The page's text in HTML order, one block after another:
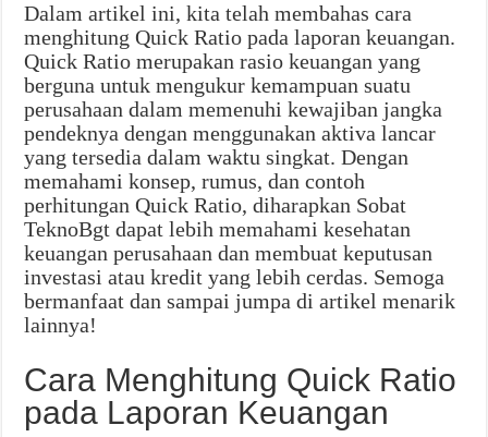
Dalam artikel ini, kita telah membahas cara
menghitung Quick Ratio pada laporan keuangan.
Quick Ratio merupakan rasio keuangan yang
berguna untuk mengukur kemampuan suatu
perusahaan dalam memenuhi kewajiban jangka
pendeknya dengan menggunakan aktiva lancar
yang tersedia dalam waktu singkat. Dengan
memahami konsep, rumus, dan contoh
perhitungan Quick Ratio, diharapkan Sobat
TeknoBgt dapat lebih memahami kesehatan
keuangan perusahaan dan membuat keputusan
investasi atau kredit yang lebih cerdas. Semoga
bermanfaat dan sampai jumpa di artikel menarik
lainnya!
Cara Menghitung Quick Ratio
pada Laporan Keuangan